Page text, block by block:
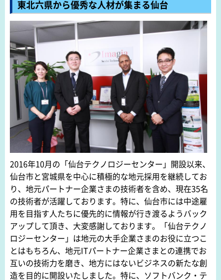
東北六県から優秀な人材が集まる仙台
2016年10月の「仙台テクノロジーセンター」開設以来、
仙台市と宮城県を中心に積極的な地元採用を継続してお
り、地元パートナー企業さまの技術者を含め、現在35名
の技術者が活躍しております。特に、仙台市には中途雇
用を目指す人たちに優先的に情報が行き渡るようバック
アップして頂き、大変感謝しております。「仙台テクノ
ロジーセンター」は地元の大手企業さまのお役に立つこ
とはもちろん、地元ITパートナー企業さまとの連携でお
互いの技術力を磨き、地方にはないビジネスの新たな創
造を目的に開設いたしました。特に、ソフトバンク・テ